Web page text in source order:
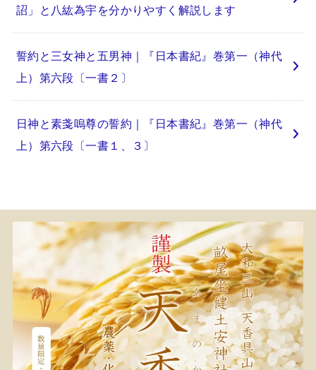
詔」と八紘為宇を分かりやすく解説します
誓約と三女神と五男神｜『日本書紀』巻第一（神代
上）第六段〔一書２〕
日神と素戔嗚尊の誓約｜『日本書紀』巻第一（神代
上）第六段〔一書１、３〕